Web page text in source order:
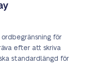
för
efter att skriva
standardlängd för